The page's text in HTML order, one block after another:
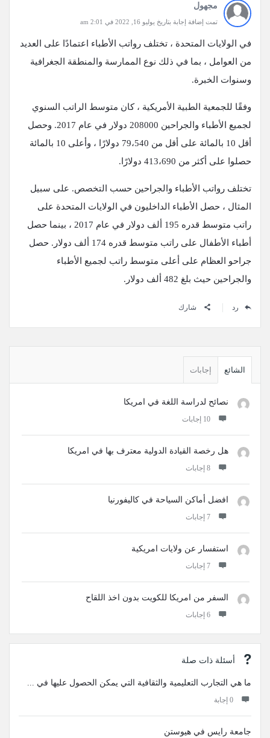
مجهول
تمت إضافة إجابة بتاريخ يوليو 16, 2022 في 2:01 am
في الولايات المتحدة ، تختلف رواتب الأطباء اعتمادًا على العديد
من العوامل ، بما في ذلك نوع الممارسة والمنطقة الجغرافية
وسنوات الخبرة.
وفقًا للجمعية الطبية الأمريكية ، كان متوسط ​​الراتب السنوي
لجميع الأطباء والجراحين 208000 دولار في عام 2017. وحصل
أقل 10 بالمائة على أقل من 79،540 دولارًا ، وأعلى 10 بالمائة
حصلوا على أكثر من 413،690 دولارًا.
تختلف رواتب الأطباء والجراحين حسب التخصص. على سبيل
المثال ، حصل الأطباء الداخليون في الولايات المتحدة على
راتب متوسط ​​قدره 195 ألف دولار في عام 2017 ، بينما حصل
أطباء الأطفال على راتب متوسط ​​قدره 174 ألف دولار. حصل
جراحو العظام على أعلى متوسط ​​راتب لجميع الأطباء
والجراحين حيث بلغ 482 ألف دولار.
رد شارك
الجانبيةالشائع إجابات
نصائح لدراسة اللغة في امريكا
‫10 إجابات
هل رخصة القيادة الدولية معترف بها في امريكا
‫8 إجابات
افضل أماكن السياحة في كاليفورنيا
‫7 إجابات
استفسار عن ولايات امريكية
‫7 إجابات
السفر من امريكا للكويت بدون اخذ اللقاح
‫6 إجابات
أسئلة ذات صلة
ما هي التجارب التعليمية والثقافية التي يمكن الحصول عليها في ...
‫0 إجابة
جامعة رايس في هيوستن